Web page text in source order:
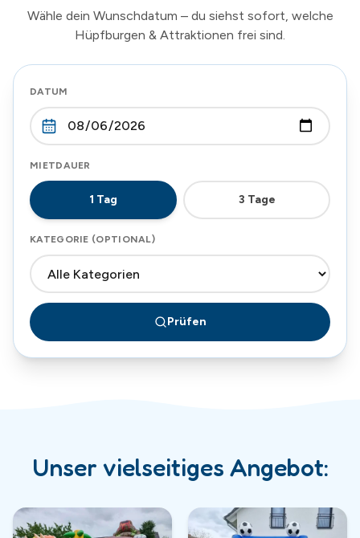
Wähle dein Wunschdatum – du siehst sofort, welche
Hüpfburgen & Attraktionen frei sind.
DATUM
MIETDAUER
1 Tag 3 Tage
KATEGORIE (OPTIONAL)
Prüfen
Unser vielseitiges Angebot: